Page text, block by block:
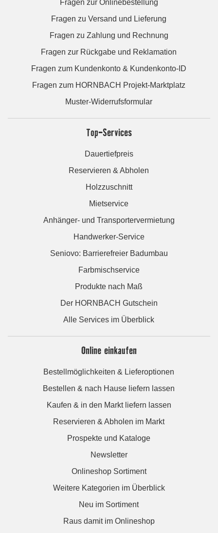
Fragen zur Onlinebestellung
Fragen zu Versand und Lieferung
Fragen zu Zahlung und Rechnung
Fragen zur Rückgabe und Reklamation
Fragen zum Kundenkonto & Kundenkonto-ID
Fragen zum HORNBACH Projekt-Marktplatz
Muster-Widerrufsformular
Top-Services
Dauertiefpreis
Reservieren & Abholen
Holzzuschnitt
Mietservice
Anhänger- und Transportervermietung
Handwerker-Service
Seniovo: Barrierefreier Badumbau
Farbmischservice
Produkte nach Maß
Der HORNBACH Gutschein
Alle Services im Überblick
Online einkaufen
Bestellmöglichkeiten & Lieferoptionen
Bestellen & nach Hause liefern lassen
Kaufen & in den Markt liefern lassen
Reservieren & Abholen im Markt
Prospekte und Kataloge
Newsletter
Onlineshop Sortiment
Weitere Kategorien im Überblick
Neu im Sortiment
Raus damit im Onlineshop